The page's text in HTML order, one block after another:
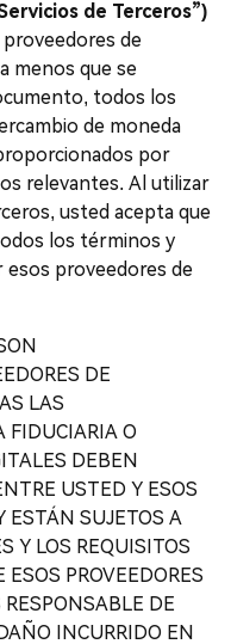
de Terceros”)
de
menos que se
todos los
de moneda
por
relevantes. Al utilizar
usted acepta que
los términos y
proveedores de
DE
LAS
FIDUCIARIA O
DEBEN
USTED Y ESOS
ESTÁN SUJETOS A
Y LOS REQUISITOS
PROVEEDORES
DE
INCURRIDO EN